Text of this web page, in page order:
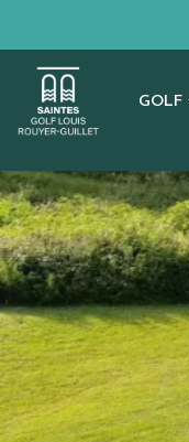
Aller
contenu
GOLF